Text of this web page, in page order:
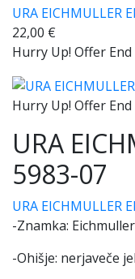
URA EICHMULLER
22,00 €
Hurry Up! Offer End
Hurry Up! Offer End
URA
5983-07
URA EICHMULLER
-Znamka: Eichmuller
-Ohišje: nerjaveče